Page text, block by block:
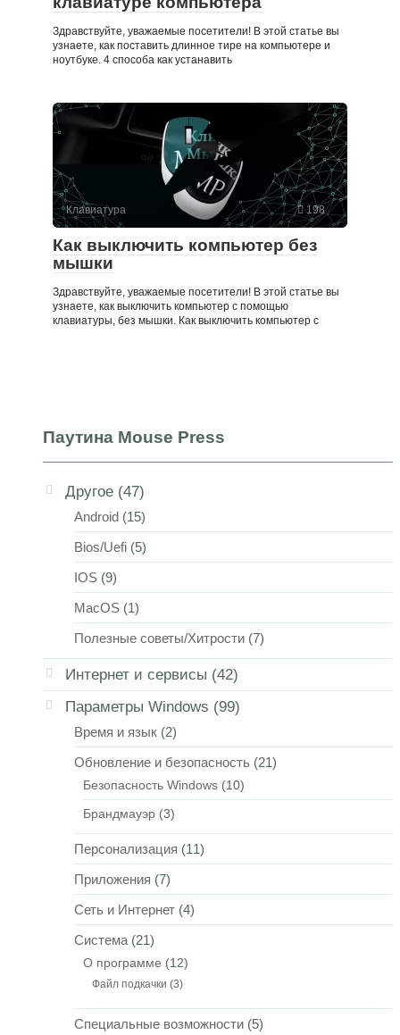
Здравствуйте, уважаемые посетители! В этой статье вы
узнаете, как поставить длинное тире на компьютере и
ноутбуке. 4 способа как устанавить
Клавиатура 198
Как выключить компьютер без
мышки
Здравствуйте, уважаемые посетители! В этой статье вы
узнаете, как выключить компьютер с помощью
клавиатуры, без мышки. Как выключить компьютер с
Паутина Mouse Press
Другое (47)
Android (15)
Bios/Uefi (5)
IOS (9)
MacOS (1)
Полезные советы/Хитрости (7)
Интернет и сервисы (42)
Параметры Windows (99)
Время и язык (2)
Обновление и безопасность (21)
Безопасность Windows (10)
Брандмауэр (3)
Персонализация (11)
Приложения (7)
Сеть и Интернет (4)
Система (21)
О программе (12)
Файл подкачки (3)
Специальные возможности (5)